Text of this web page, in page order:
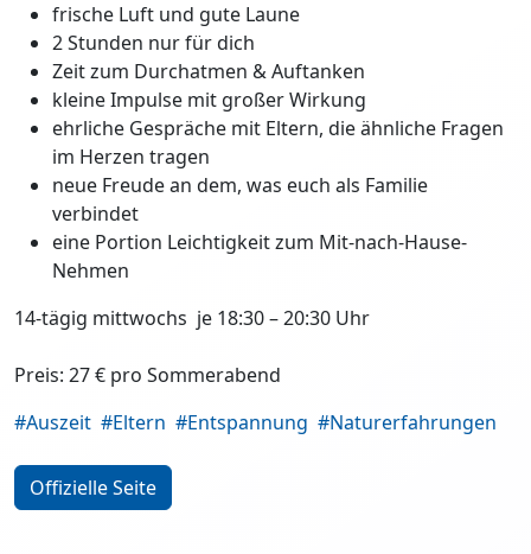
frische Luft und gute Laune
2 Stunden nur für dich
Zeit zum Durchatmen & Auftanken
kleine Impulse mit großer Wirkung
ehrliche Gespräche mit Eltern, die ähnliche Fragen
im Herzen tragen
neue Freude an dem, was euch als Familie
verbindet
eine Portion Leichtigkeit zum Mit-nach-Hause-
Nehmen
14-tägig mittwochs je 18:30 – 20:30 Uhr
Preis: 27 € pro Sommerabend
#Auszeit #Eltern #Entspannung #Naturerfahrungen
Offizielle Seite